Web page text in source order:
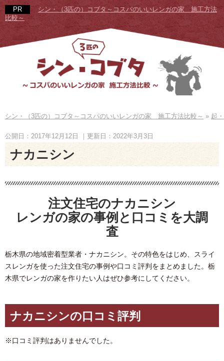
シン・（3匹の）コブタ～コスパのいいレンガの家 施工方法
比較～
シン・（3匹の）コブタ～コスパのいいレンガの家 施工方法比較～ » 起
公開日：2017年12月12日 ｜更新日：2022年3月3日
ナカニシン
注文住宅のナカニシン
レンガの家の事例と口コミを大調
査
栃木県の地域密着型業者・ナカニシン。その特色をはじめ、スライ
スレンガを使った注文住宅の事例や口コミ評判をまとめました。栃
木県でレンガの家を作りたい人はぜひ参考にしてください。
ナカニシンの口コミ評判
※口コミ評判はありませんでした。